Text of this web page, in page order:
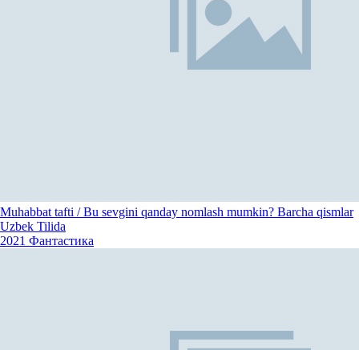
Muhabbat tafti / Bu sevgini qanday nomlash mumkin? Barcha qismlar
Uzbek Tilida
2021 Фантастика